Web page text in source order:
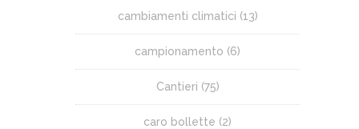
cambiamenti climatici (13)
campionamento (6)
Cantieri (75)
caro bollette (2)